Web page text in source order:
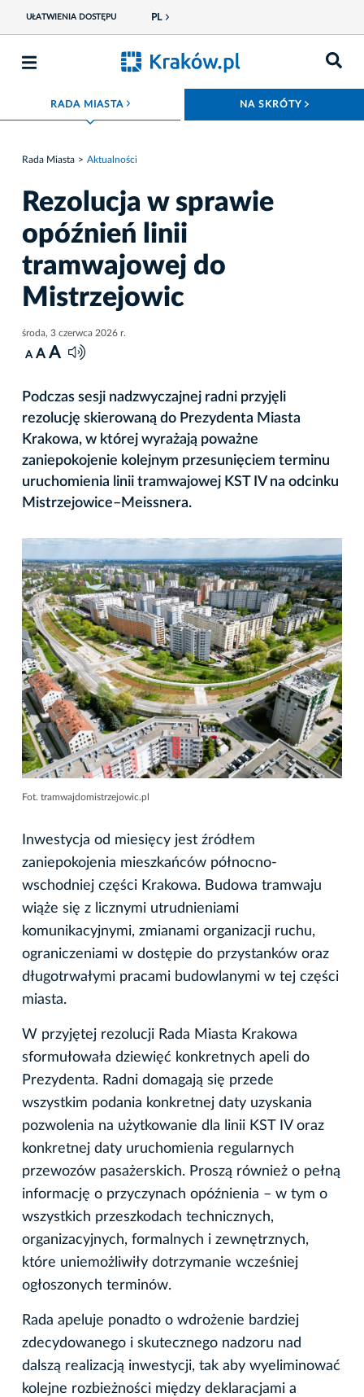
UŁATWIENIA DOSTĘPU PL
RADA MIASTAROZWIŃ MENU NA SKRÓTY
Rada Miasta Aktualności
Rezolucja w sprawie
opóźnień linii
tramwajowej do
Mistrzejowic
środa, 3 czerwca 2026 r.
A A A
Podczas sesji nadzwyczajnej radni przyjęli
rezolucję skierowaną do Prezydenta Miasta
Krakowa, w której wyrażają poważne
zaniepokojenie kolejnym przesunięciem terminu
uruchomienia linii tramwajowej KST IV na odcinku
Mistrzejowice–Meissnera.
Fot. tramwajdomistrzejowic.pl
Inwestycja od miesięcy jest źródłem
zaniepokojenia mieszkańców północno-
wschodniej części Krakowa. Budowa tramwaju
wiąże się z licznymi utrudnieniami
komunikacyjnymi, zmianami organizacji ruchu,
ograniczeniami w dostępie do przystanków oraz
długotrwałymi pracami budowlanymi w tej części
miasta.
W przyjętej rezolucji Rada Miasta Krakowa
sformułowała dziewięć konkretnych apeli do
Prezydenta. Radni domagają się przede
wszystkim podania konkretnej daty uzyskania
pozwolenia na użytkowanie dla linii KST IV oraz
konkretnej daty uruchomienia regularnych
przewozów pasażerskich. Proszą również o pełną
informację o przyczynach opóźnienia – w tym o
wszystkich przeszkodach technicznych,
organizacyjnych, formalnych i zewnętrznych,
które uniemożliwiły dotrzymanie wcześniej
ogłoszonych terminów.
Rada apeluje ponadto o wdrożenie bardziej
zdecydowanego i skutecznego nadzoru nad
dalszą realizacją inwestycji, tak aby wyeliminować
kolejne rozbieżności między deklaracjami a